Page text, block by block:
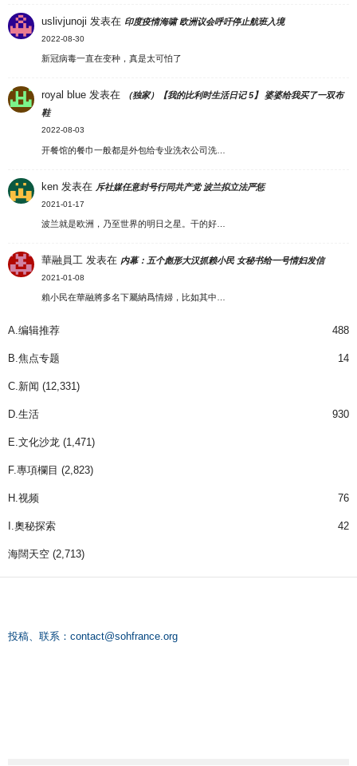
uslivjunoji 发表在 印度疫情海啸 欧洲议会呼吁停止航班入境
2022-08-30
新冠病毒一直在变种，真是太可怕了
royal blue 发表在
（独家）【我的比利时生活日记 5】 婆婆给我买了一双布
鞋
2022-08-03
开餐馆的餐巾一般都是外包给专业洗衣公司洗…
ken 发表在 斥社媒任意封号行同共产党 波兰拟立法严惩
2021-01-17
波兰就是欧洲，乃至世界的明日之星。干的好…
華融員工 发表在 内幕：五个彪形大汉抓赖小民 女秘书给一号情妇发信
2021-01-08
賴小民在華融將多名下屬納爲情婦，比如其中…
A.编辑推荐 488
B.焦点专题 14
C.新闻 (12,331)
D.生活 930
E.文化沙龙 (1,471)
F.專項欄目 (2,823)
H.视频 76
I.奧秘探索 42
海闊天空 (2,713)
投稿、联系： contact@sohfrance.org